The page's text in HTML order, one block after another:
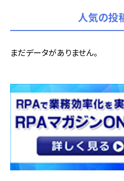
人気の投
まだデータがありません。